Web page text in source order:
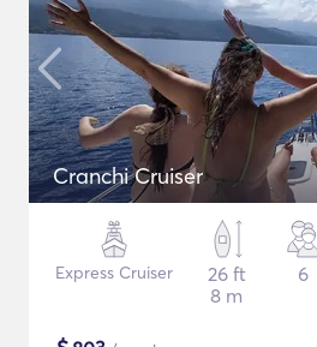
Cranchi Cruiser
Express Cruiser
26 ft
8 m
6